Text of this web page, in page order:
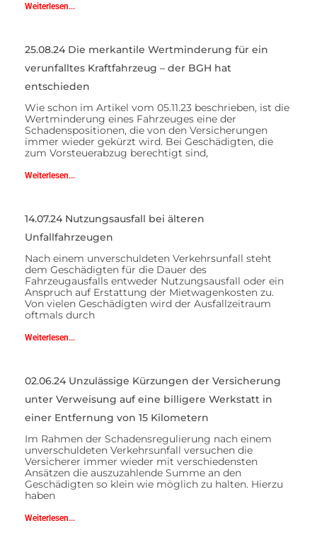
Weiterlesen...
25.08.24 Die merkantile Wertminderung für ein
verunfalltes Kraftfahrzeug – der BGH hat
entschieden
Wie schon im Artikel vom 05.11.23 beschrieben, ist die
Wertminderung eines Fahrzeuges eine der
Schadenspositionen, die von den Versicherungen
immer wieder gekürzt wird. Bei Geschädigten, die
zum Vorsteuerabzug berechtigt sind,
Weiterlesen...
14.07.24 Nutzungsausfall bei älteren
Unfallfahrzeugen
Nach einem unverschuldeten Verkehrsunfall steht
dem Geschädigten für die Dauer des
Fahrzeugausfalls entweder Nutzungsausfall oder ein
Anspruch auf Erstattung der Mietwagenkosten zu.
Von vielen Geschädigten wird der Ausfallzeitraum
oftmals durch
Weiterlesen...
02.06.24 Unzulässige Kürzungen der Versicherung
unter Verweisung auf eine billigere Werkstatt in
einer Entfernung von 15 Kilometern
Im Rahmen der Schadensregulierung nach einem
unverschuldeten Verkehrsunfall versuchen die
Versicherer immer wieder mit verschiedensten
Ansätzen die auszuzahlende Summe an den
Geschädigten so klein wie möglich zu halten. Hierzu
haben
Weiterlesen...